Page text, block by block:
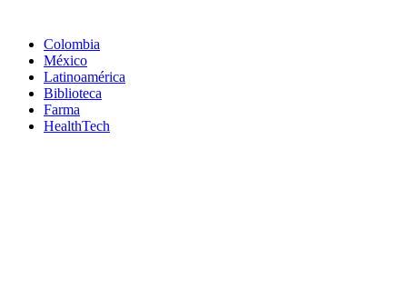
Colombia
México
Latinoamérica
Biblioteca
Farma
HealthTech